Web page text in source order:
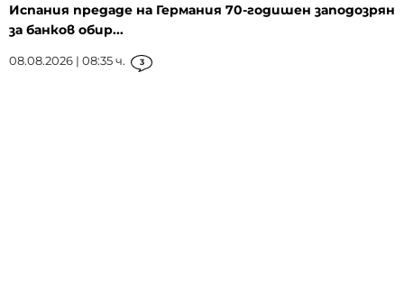
Испания предаде на Германия 70-годишен заподозрян
за банков обир...
08.08.2026 | 08:35 ч. 3